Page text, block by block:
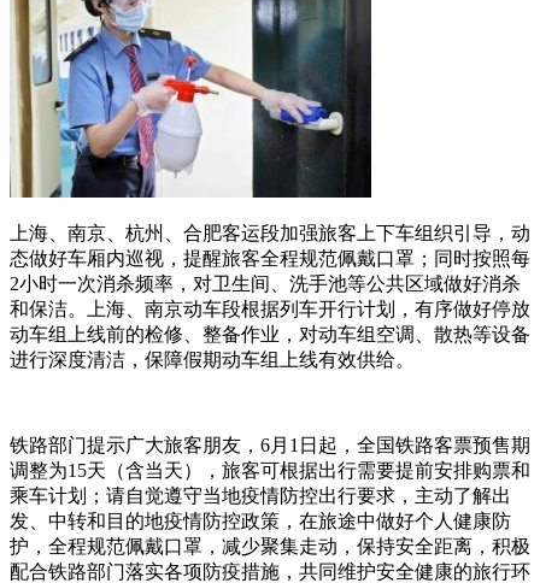
上海、南京、杭州、合肥客运段加强旅客上下车组织引导，动
态做好车厢内巡视，提醒旅客全程规范佩戴口罩；同时按照每
2小时一次消杀频率，对卫生间、洗手池等公共区域做好消杀
和保洁。上海、南京动车段根据列车开行计划，有序做好停放
动车组上线前的检修、整备作业，对动车组空调、散热等设备
进行深度清洁，保障假期动车组上线有效供给。
铁路部门提示广大旅客朋友，6月1日起，全国铁路客票预售期
调整为15天（含当天），旅客可根据出行需要提前安排购票和
乘车计划；请自觉遵守当地疫情防控出行要求，主动了解出
发、中转和目的地疫情防控政策，在旅途中做好个人健康防
护，全程规范佩戴口罩，减少聚集走动，保持安全距离，积极
配合铁路部门落实各项防疫措施，共同维护安全健康的旅行环